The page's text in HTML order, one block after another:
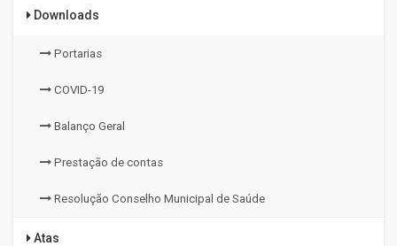
Downloads
Portarias
COVID-19
Balanço Geral
Prestação de contas
Resolução Conselho Municipal de Saúde
Atas